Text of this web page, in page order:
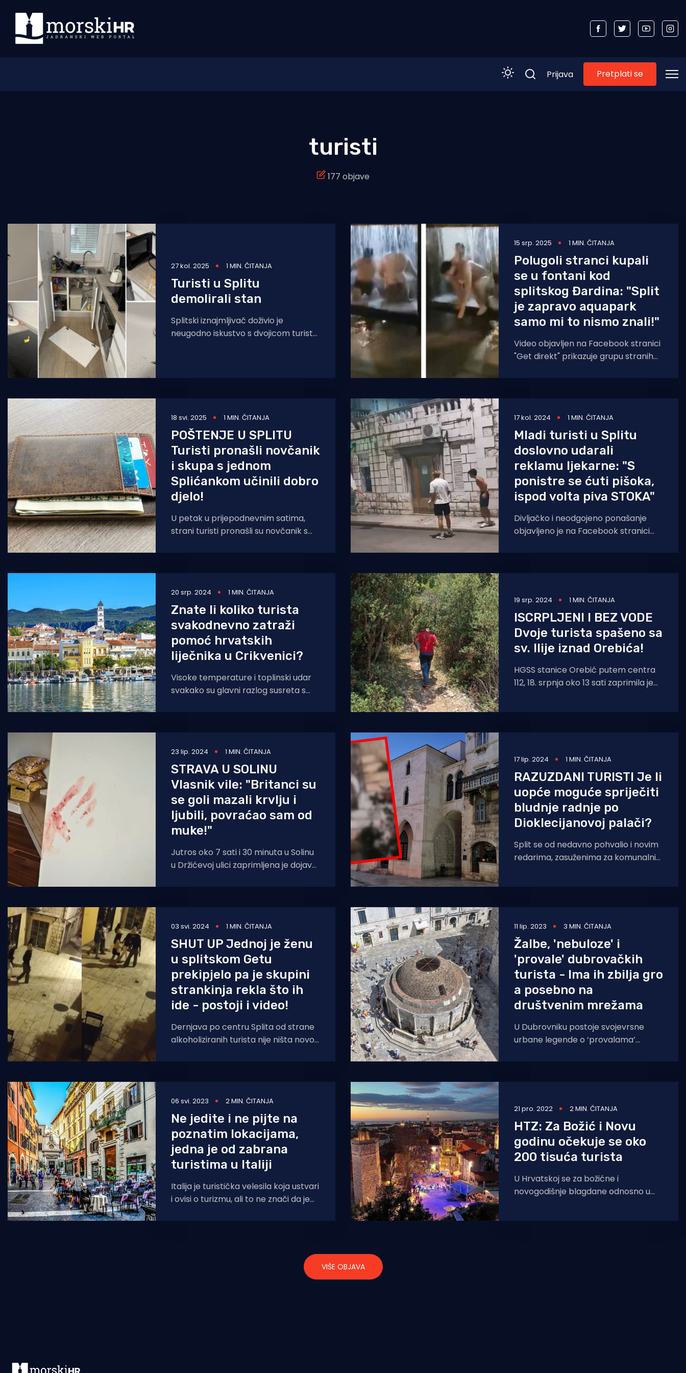
Turizam i nautika
Ekologija
Tradicija i kultura
Prijava Pretplati se
turisti
177 objave
27 kol. 2025 1 MIN. ČITANJA
Turisti u Splitu
demolirali stan
Splitski iznajmljivač doživio je
neugodno iskustvo s dvojicom turista
15 srp. 2025 1 MIN. ČITANJA
Polugoli stranci kupali
se u fontani kod
splitskog Đardina: "Split
je zapravo aquapark
samo mi to nismo znali!"
Video objavljen na Facebook stranici
"Get direkt" prikazuje grupu stranih
polugoli kupaju
18 svi. 2025 1 MIN. ČITANJA
POŠTENJE U SPLITU
Turisti pronašli novčanik
i skupa s jednom
Splićankom učinili dobro
djelo!
U petak u prijepodnevnim satima,
strani turisti pronašli su novčanik s
njemačke državljanke U. S. D.
17 kol. 2024 1 MIN. ČITANJA
Mladi turisti u Splitu
doslovno udarali
reklamu ljekarne: "S
ponistre se ćuti pišoka,
ispod volta piva STOKA"
Divljačko i neodgojeno ponašanje
objavljeno je na Facebook stranici
ispod volta piva STOKA - napisali
20 srp. 2024 1 MIN. ČITANJA
Znate li koliko turista
svakodnevno zatraži
pomoć hrvatskih
liječnika u Crikvenici?
Visoke temperature i toplinski udar
svakako su glavni razlog susreta s
Imali smo dosta sunčanica i opeklina,
19 srp. 2024 1 MIN. ČITANJA
ISCRPLJENI I BEZ VODE
Dvoje turista spašeno sa
sv. Ilije iznad Orebića!
HGSS stanice Orebić putem centra
112, 18. srpnja oko 13 sati zaprimila je
23 lip. 2024 1 MIN. ČITANJA
STRAVA U SOLINU
Vlasnik vile: "Britanci su
se goli mazali krvlju i
ljubili, povraćao sam od
muke!"
Jutros oko 7 sati i 30 minuta u Solinu
u Držićevoj ulici zaprimljena je dojava
17 lip. 2024 1 MIN. ČITANJA
RAZUZDANI TURISTI Je li
uopće moguće spriječiti
bludnje radnje po
Dioklecijanovoj palači?
Split se od nedavno pohvalio i novim
redarima, zasuženima za komunalni
03 svi. 2024 1 MIN. ČITANJA
SHUT UP Jednoj je ženu
u splitskom Getu
prekipjelo pa je skupini
strankinja rekla što ih
ide - postoji i video!
Dernjava po centru Splita od strane
alkoholiziranih turista nije ništa novo,
ljudi - ova je
11 lip. 2023 3 MIN. ČITANJA
Žalbe, 'nebuloze' i
'provale' dubrovačkih
turista - Ima ih zbilja gro
a posebno na
društvenim mrežama
U Dubrovniku postoje svojevrsne
urbane legende o ‘provalama’
znamenitosti – od pitanja sklapaju li
06 svi. 2023 2 MIN. ČITANJA
Ne jedite i ne pijte na
poznatim lokacijama,
jedna je od zabrana
turistima u Italiji
Italija je turistička velesila koja ustvari
i ovisi o turizmu, ali to ne znači da je
21 pro. 2022 2 MIN. ČITANJA
HTZ: Za Božić i Novu
godinu očekuje se oko
200 tisuća turista
U Hrvatskoj se za božićne i
novogodišnje blagdane odnosno u
VIŠE OBJAVA